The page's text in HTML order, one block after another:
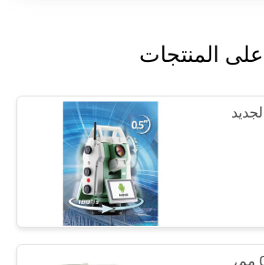
أعلى المنتجات
FOIF 2024 RS10 الجديد
أداة مسح دقيقة 0.3 مم،